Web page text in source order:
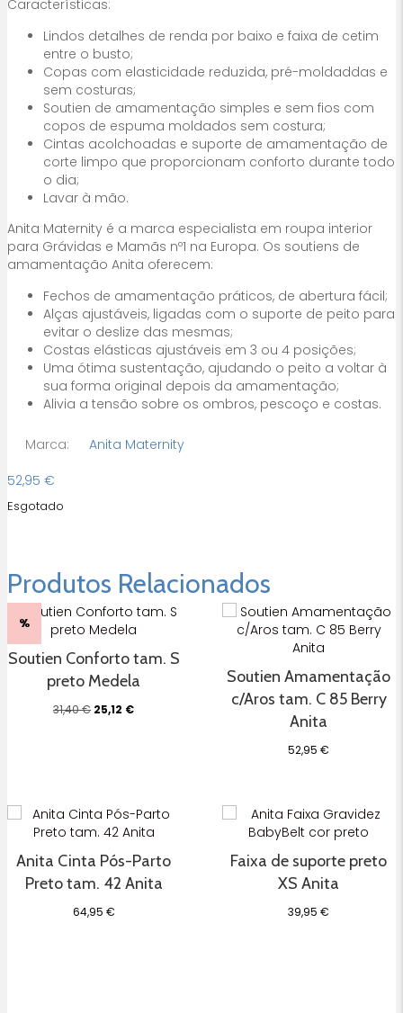
Características:
Lindos detalhes de renda por baixo e faixa de cetim
entre o busto;
Copas com elasticidade reduzida, pré-moldaddas e
sem costuras;
Soutien de amamentação simples e sem fios com
copos de espuma moldados sem costura;
Cintas acolchoadas e suporte de amamentação de
corte limpo que proporcionam conforto durante todo
o dia;
Lavar à mão.
Anita Maternity é a marca especialista em roupa interior
para Grávidas e Mamãs nº1 na Europa. Os soutiens de
amamentação Anita oferecem:
Fechos de amamentação práticos, de abertura fácil;
Alças ajustáveis, ligadas com o suporte de peito para
evitar o deslize das mesmas;
Costas elásticas ajustáveis em 3 ou 4 posições;
Uma ótima sustentação, ajudando o peito a voltar à
sua forma original depois da amamentação;
Alivia a tensão sobre os ombros, pescoço e costas.
Marca:
Anita Maternity
52,95 €
Esgotado
Produtos Relacionados
%
Soutien Conforto tam. S
preto Medela
31,40€ O
25,12 €O
Soutien Amamentação
c/Aros tam. C 85 Berry
Anita
52,95€
Anita Cinta Pós-Parto
Preto tam. 42 Anita
64,95 €
Faixa de suporte preto
XS Anita
39,95€